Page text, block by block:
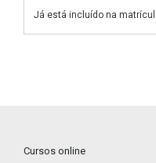
Já está incluído na
Cursos online